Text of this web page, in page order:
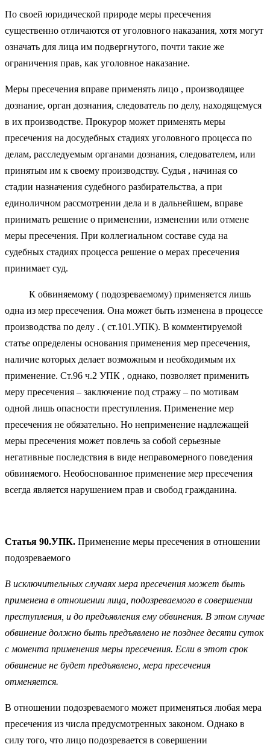
По своей юридической природе меры пресечения
существенно отличаются от уголовного наказания, хотя могут
означать для лица им подвергнутого, почти такие же
ограничения прав, как уголовное наказание.
Меры пресечения вправе применять лицо , производящее
дознание, орган дознания, следователь по делу, находящемуся
в их производстве. Прокурор может применять меры
пресечения на досудебных стадиях уголовного процесса по
делам, расследуемым органами дознания, следователем, или
принятым им к своему производству. Судья , начиная со
стадии назначения судебного разбирательства, а при
единоличном рассмотрении дела и в дальнейшем, вправе
принимать решение о применении, изменении или отмене
меры пресечения. При коллегиальном составе суда на
судебных стадиях процесса решение о мерах пресечения
принимает суд.
К обвиняемому ( подозреваемому) применяется лишь
одна из мер пресечения. Она может быть изменена в процессе
производства по делу . ( ст.101.УПК). В комментируемой
статье определены основания применения мер пресечения,
наличие которых делает возможным и необходимым их
применение. Ст.96 ч.2 УПК , однако, позволяет применить
меру пресечения – заключение под стражу – по мотивам
одной лишь опасности преступления. Применение мер
пресечения не обязательно. Но неприменение надлежащей
меры пресечения может повлечь за собой серьезные
негативные последствия в виде неправомерного поведения
обвиняемого. Необоснованное применение мер пресечения
всегда является нарушением прав и свобод гражданина.
Статья 90.УПК. Применение меры пресечения в отношении
подозреваемого
В исключительных случаях мера пресечения может быть
применена в отношении лица, подозреваемого в совершении
преступления, и до предъявления ему обвинения. В этом случае
обвинение должно быть предъявлено не позднее десяти суток
с момента применения меры пресечения. Если в этот срок
обвинение не будет предъявлено, мера пресечения
отменяется.
В отношении подозреваемого может применяться любая мера
пресечения из числа предусмотренных законом. Однако в
силу того, что лицо подозревается в совершении